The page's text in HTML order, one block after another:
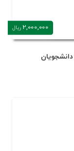
2,000,000 ریال